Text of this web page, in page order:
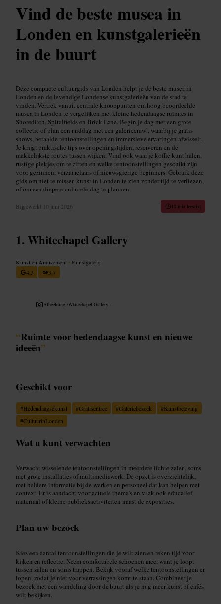
Vind de beste musea in
Londen en kunstgalerieën
in de buurt
Deze compacte cultuurgids van Londen helpt je de beste musea in
Londen en de levendige Londense kunstgalerieën van de stad te
vinden. Vertrek vanuit centrale knooppunten om hoog beoordeelde
musea in Londen te vergelijken met kleine hedendaagse ruimtes in
Shoreditch, Spitalfields en Brick Lane. Begin je dag met een grote
collectie of plan een middag met een galeriecrawl, waarbij je gratis
shows, betaalde tentoonstellingen en immersieve ervaringen afwisselt.
Je krijgt praktische tips over openingstijden, reserveren en de
makkelijkste routes tussen wijken. Vind ook waar je koffie kunt halen,
rustige plekjes om te zitten en welke tentoonstellingen geschikt zijn
voor gezinnen, verzamelaars of nieuwsgierige beginners. Gebruik deze
gids om niet te missen kunst in Londen te zien zonder tijd te verliezen,
of om een diepere culturele dag te plannen.
Bijgewerkt 10 juni 2026 10 min leestijd
Whitechapel Gallery
Kunst en Amusement • Kunstgalerij
4,3
3,7
Afbeelding /Whitechapel Gallery -
“Ruimte voor hedendaagse kunst en nieuwe
ideeën”
Geschikt voor
#Hedendaagsekunst #Gratisentree #Galeriebezoek #Kunstbeleving
#CultuurinLonden
Wat u kunt verwachten
Verwacht wisselende tentoonstellingen in meerdere lichte zalen, soms
met grote installaties of multimediawerk. De opzet is overzichtelijk,
met heldere informatie bij de werken en personeel dat kan helpen met
context. Er is aandacht voor actuele thema’s en vaak ook educatief
materiaal of kleine publieksactiviteiten naast de exposities.
Plan uw bezoek
Kies een aantal tentoonstellingen die je wilt zien en reken tijd voor
kijken en reflectie. Neem comfortabele schoenen mee, want je loopt
tussen zalen en soms trappen. Bekijk vooraf welke tentoonstellingen er
lopen, zodat je niet voor verrassingen komt te staan. Combineer je
bezoek met een wandeling door de buurt als je nog meer kunst of cafés
wilt bekijken.